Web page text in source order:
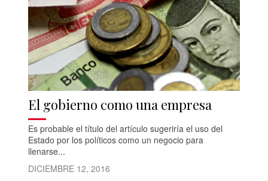
El gobierno como una empresa
Es probable el título del artículo sugeriría el uso del
Estado por los políticos como un negocio para
llenarse...
DICIEMBRE 12, 2016